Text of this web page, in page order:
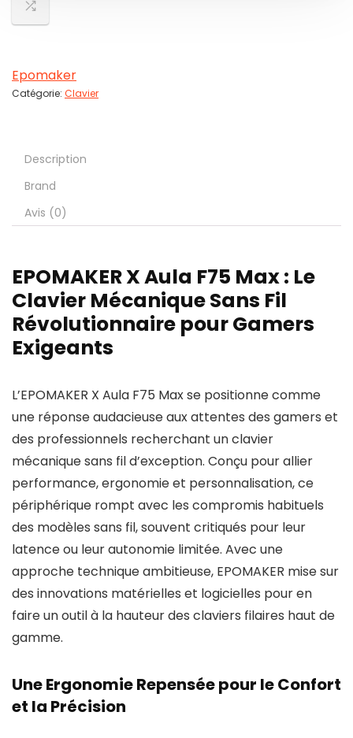
Epomaker
Catégorie: Clavier
Description
Brand
Avis (0)
EPOMAKER X Aula F75 Max : Le
Clavier Mécanique Sans Fil
Révolutionnaire pour Gamers
Exigeants
L’EPOMAKER X Aula F75 Max se positionne comme
une réponse audacieuse aux attentes des gamers et
des professionnels recherchant un clavier
mécanique sans fil d’exception. Conçu pour allier
performance, ergonomie et personnalisation, ce
périphérique rompt avec les compromis habituels
des modèles sans fil, souvent critiqués pour leur
latence ou leur autonomie limitée. Avec une
approche technique ambitieuse, EPOMAKER mise sur
des innovations matérielles et logicielles pour en
faire un outil à la hauteur des claviers filaires haut de
gamme.
Une Ergonomie Repensée pour le Confort
et la Précision